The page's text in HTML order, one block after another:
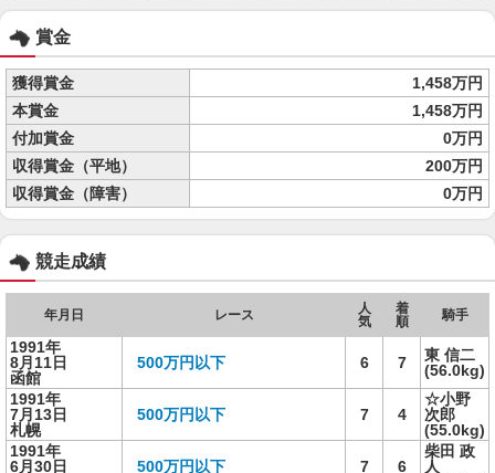
賞金
獲得賞金
1,458万円
本賞金
1,458万円
付加賞金
0万円
収得賞金（平地）
200万円
収得賞金（障害）
0万円
競走成績
年月日 レース
人
気
着
順
騎手
1991年
8月11日
函館
500万円以下 6 7
東 信二
(56.0kg)
1991年
7月13日
札幌
500万円以下 7 4
☆小野
次郎
(55.0kg)
1991年
6月30日
500万円以下 7 6
柴田 政
人